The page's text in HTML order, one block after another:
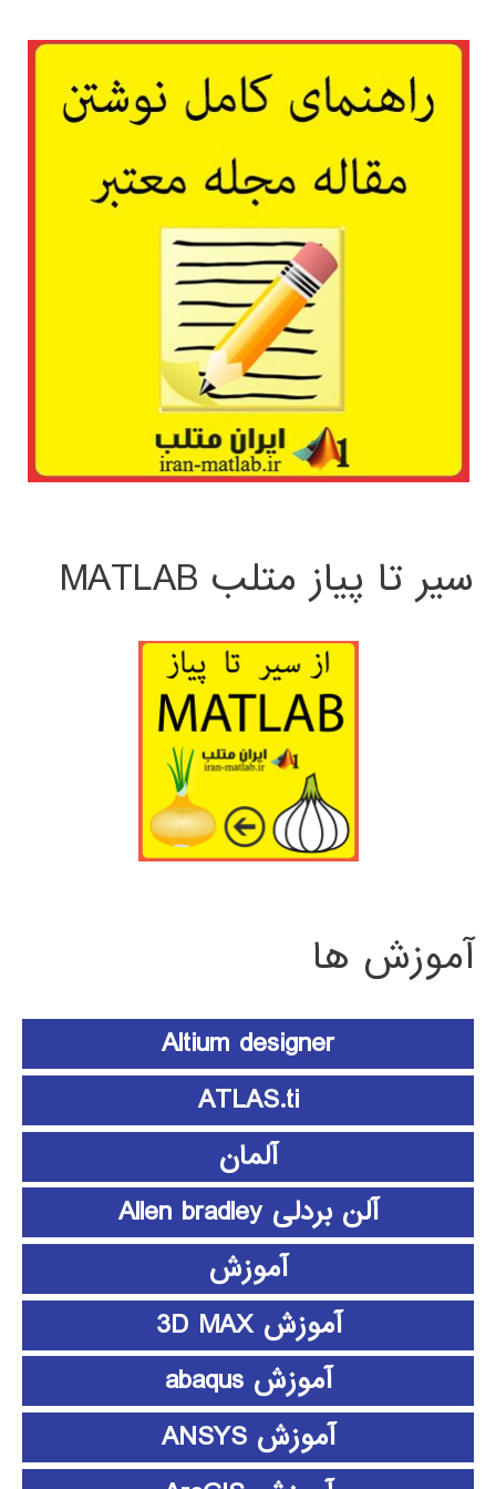
سیر تا پیاز متلب MATLAB
آموزش ها
Altium designer
ATLAS.ti
آلمان
آلن بردلی Allen bradley
آموزش
آموزش 3D MAX
آموزش abaqus
آموزش ANSYS